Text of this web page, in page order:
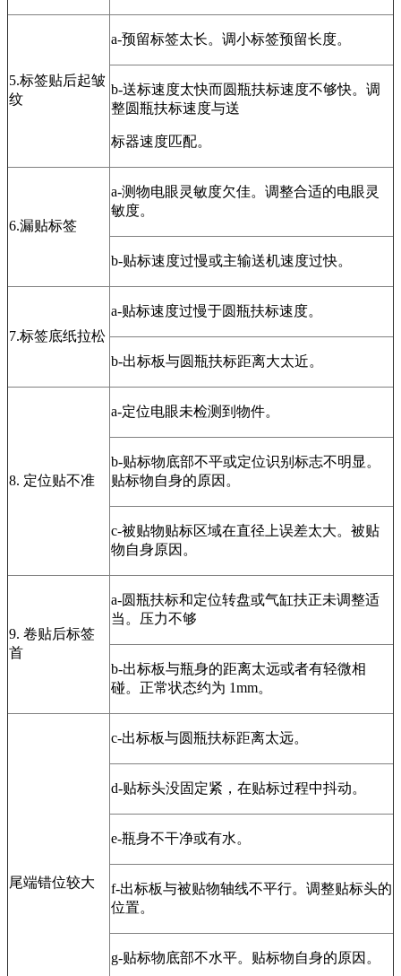
5.标签贴后起皱
纹
a-预留标签太长。调小标签预留长度。
b-送标速度太快而圆瓶扶标速度不够快。调
整圆瓶扶标速度与送
标器速度匹配。
6.漏贴标签
a-测物电眼灵敏度欠佳。调整合适的电眼灵
敏度。
b-贴标速度过慢或主输送机速度过快。
7.标签底纸拉松
a-贴标速度过慢于圆瓶扶标速度。
b-出标板与圆瓶扶标距离大太近。
8. 定位贴不准
a-定位电眼未检测到物件。
b-贴标物底部不平或定位识别标志不明显。
贴标物自身的原因。
c-被贴物贴标区域在直径上误差太大。被贴
物自身原因。
9. 卷贴后标签
首
a-圆瓶扶标和定位转盘或气缸扶正未调整适
当。压力不够
b-出标板与瓶身的距离太远或者有轻微相
碰。正常状态约为 1mm。
尾端错位较大
c-出标板与圆瓶扶标距离太远。
d-贴标头没固定紧，在贴标过程中抖动。
e-瓶身不干净或有水。
f-出标板与被贴物轴线不平行。调整贴标头的
位置。
g-贴标物底部不水平。贴标物自身的原因。